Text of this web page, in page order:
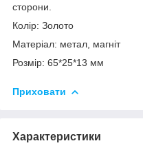
сторони.
Колір: Золото
Матеріал: метал, магніт
Розмір: 65*25*13 мм
Приховати
Характеристики